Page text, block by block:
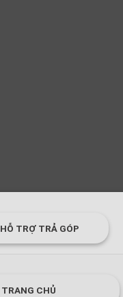
HỖ TRỢ TRẢ GÓP
TRANG CHỦ